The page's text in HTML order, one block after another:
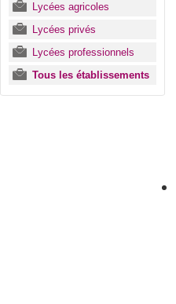
Lycées agricoles
Lycées privés
Lycées professionnels
Tous les établissements